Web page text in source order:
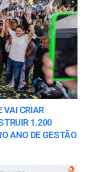
VAI CRIAR
1.200
ANO DE GESTÃO